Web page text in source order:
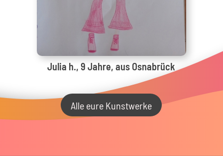
Julia h., 9 Jahre, aus Osnabrück
Alle eure Kunstwerke